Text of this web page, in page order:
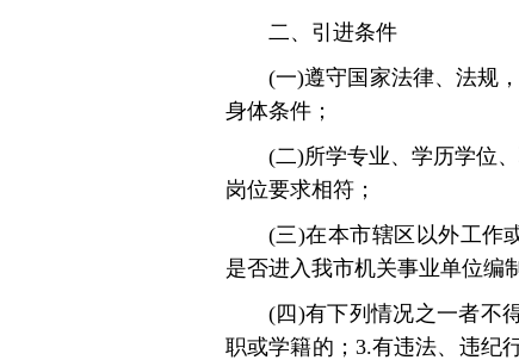
二、引进条件
(一)遵守国家法律、法规
身体条件；
(二)所学专业、学历学位
岗位要求相符；
(三)在本市辖区以外工作
是否进入我市机关事业单位编
(四)有下列情况之一者不
职或学籍的；3.有违法、违纪